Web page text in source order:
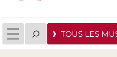
TOUS LES